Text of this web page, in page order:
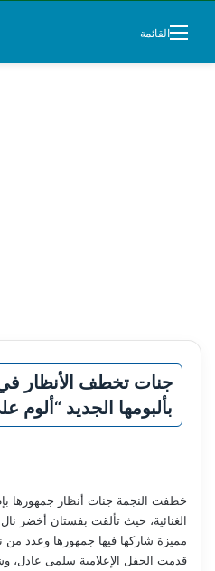
القائمة
جنات تخطف الأنظار
بألبومها الجديد “ألوم
خطفت النجمة جنات أنظار جمهورها
الغنائية، حيث تألقت بفستان أخضر
مميزة شاركها فيها جمهورها وعدد من
قدمت الحفل الإعلامية سلمى عادل،